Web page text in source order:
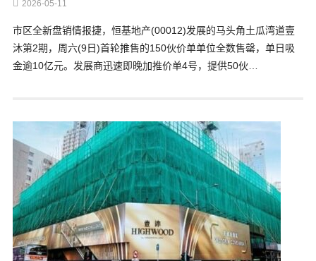
2026-05-11
市区全新盘销情报捷，恒基地产(00012)发展的马头角土瓜湾道壹
沐第2期，周六(9日)首轮推售的150伙价单单位全数售罄，单日吸
金逾10亿元。发展商迅速即晚加推价单4号，提供50伙…